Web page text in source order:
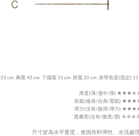
cm 胸寬 43 cm 下擺寬 53 cm 脥寬 20 cm 肩帶長度(固定)
厚度(薄/適中/厚) ★★★
剪裁(修身/合身/寬鬆) ★★★
彈力(沒有/微彈/彈力) ★★★
透膚度(沒有/微透/透) ☆☆☆
尺寸皆為水平量度，會因布料彈性、水洗處